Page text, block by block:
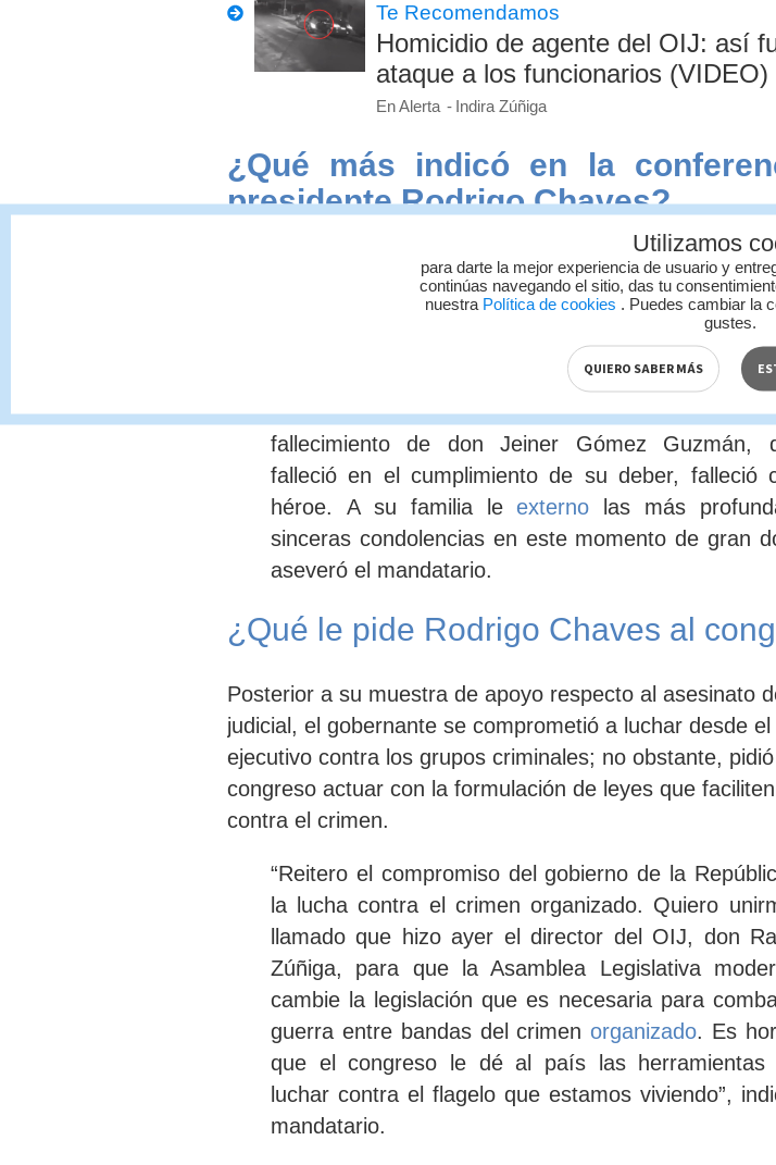
Te Recomendamos
Homicidio de agente del OIJ: así
ataque a los funcionarios (VIDEO)
En Alerta Indira Zúñiga
¿Qué más indicó en la
presidente Rodrigo Chaves?
Chaves lamentó el fallecimiento del funcionario y le
una noche más, muy
perdimos a un oficial del OIJ. Como
costarricenses yo también lamento
fallecimiento de don Jeiner Gómez Guzmán,
falleció en el cumplimiento de su deber, falleció
héroe. A su familia leexterno las más
sinceras condolenciasen este momento de gran
aseveró el mandatario.
¿Qué le pide Rodrigo Chaves al
Posterior a su muestra de apoyo respecto al asesinato
judicial , el gobernante se comprometióa luchar desde el
ejecutivo contra los grupos criminales; no obstante, pidió
congresoactuar con la formulación de leyes que
contra el crimen.
“Reitero el compromiso del gobierno de la
la lucha contra el crimen organizado. Quiero
llamado que hizo ayer el director del OIJ, don
Zúñiga, para que la Asamblea Legislativa
cambie la legislación que es necesaria para
guerra entre bandas del crimenorganizado. Es
que el congreso le dé al país las herramientas
luchar contra el flagelo que estamos viviendo”,
mandatario.
Utilizamos
para darte la mejor experiencia de usuario y
continúas navegando el sitio, das tu
nuestra Política de cookies
. Puedes cambiar la
gustes.
QUIERO SABER MÁS